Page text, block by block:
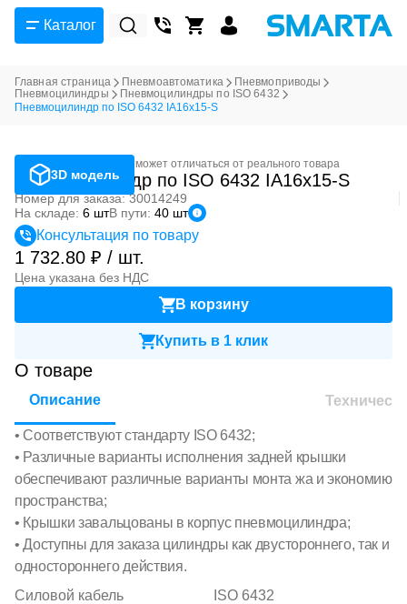
Каталог
Главная страница Пневмоавтоматика
Пневмоприводы
Пневмоцилиндры
Пневмоцилиндры по ISO 6432
Пневмоцилиндр по ISO 6432 IA16x15-S
3D модель
Фотография может отличаться от реального товара
Пневмоцилиндр по ISO 6432 IA16x15-S
Номер для заказа: 30014249
На складе: 6 штВ пути: 40 шт
Консультация по товару
1 732.80 ₽ / шт.
Цена указана без НДС
В корзину
Купить в 1 клик
О товаре
Описание
• Соответствуют стандарту ISO 6432;
• Различные варианты исполнения задней крышки
обеспечивают различные варианты монта жа и экономию
пространства;
• Крышки завальцованы в корпус пневмоцилиндра;
• Доступны для заказа цилиндры как двустороннего, так и
одностороннего действия.
Силовой кабель
ISO 6432